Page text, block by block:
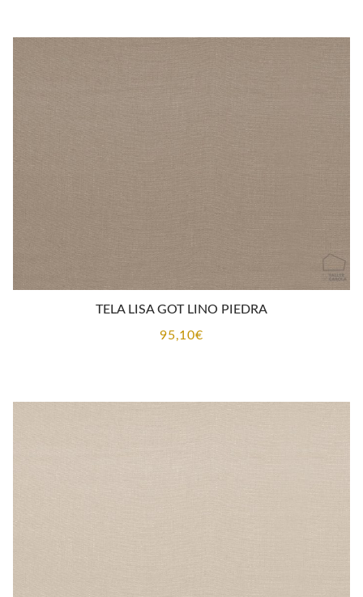
TELA LISA GOT LINO PIEDRA
95,10€